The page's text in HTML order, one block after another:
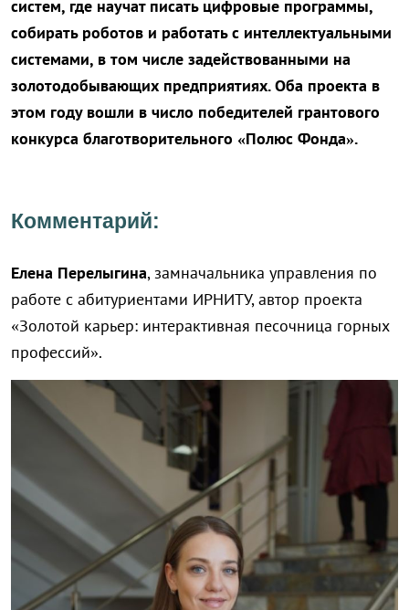
систем, где научат писать цифровые программы,
собирать роботов и работать с интеллектуальными
системами, в том числе задействованными на
золотодобывающих предприятиях. Оба проекта в
этом году вошли в число победителей грантового
конкурса благотворительного «Полюс Фонда».
Комментарий:
Елена Перелыгина, замначальника управления по
работе с абитуриентами ИРНИТУ, автор проекта
«Золотой карьер: интерактивная песочница горных
профессий».